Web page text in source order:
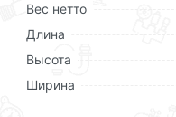
Вес нетто
Длина
Высота
Ширина